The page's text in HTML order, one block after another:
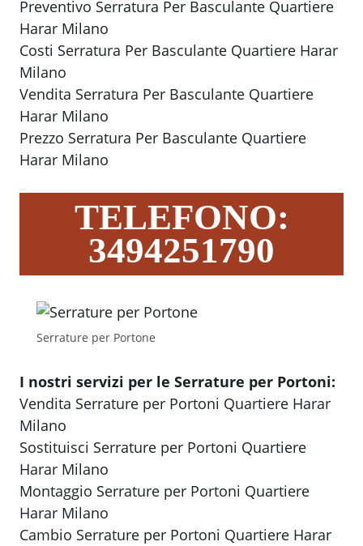
Preventivo Serratura Per Basculante Quartiere
Harar Milano
Costi Serratura Per Basculante Quartiere Harar
Milano
Vendita Serratura Per Basculante Quartiere
Harar Milano
Prezzo Serratura Per Basculante Quartiere
Harar Milano
TELEFONO:
3494251790
Serrature per Portone
I nostri servizi per le Serrature per Portoni:
Vendita Serrature per Portoni Quartiere Harar
Milano
Sostituisci Serrature per Portoni Quartiere
Harar Milano
Montaggio Serrature per Portoni Quartiere
Harar Milano
Cambio Serrature per Portoni Quartiere Harar